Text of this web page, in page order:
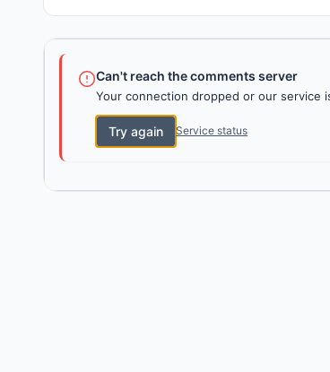
Can't reach the comments server
Your connection dropped or our service
Try again Service status